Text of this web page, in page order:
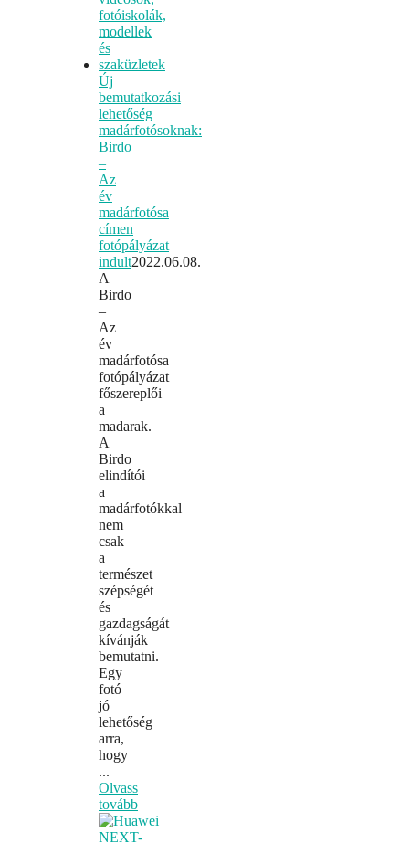
Új
bemutatkozási
lehetőség
madárfotósoknak:
Birdo
–
Az
év
madárfotósa
címen
fotópályázat
indult2022.06.08.
A
Birdo
–
Az
év
madárfotósa
fotópályázat
főszereplői
a
madarak.
A
Birdo
elindítói
a
madárfotókkal
nem
csak
a
természet
szépségét
és
gazdagságát
kívánják
bemutatni.
Egy
fotó
jó
lehetőség
arra,
hogy
...
Olvass
tovább